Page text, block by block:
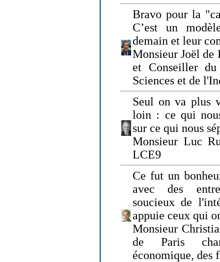
Bravo pour la
C’est un
demain et leur
Monsieur Joël de
et Conseiller
Sciences et de
Seul on va plus
loin : ce qui
sur ce qui nous
Monsieur Luc
LCE9
Ce fut un
avec des
soucieux de
appuie ceux qui
Monsieur
de Paris
économique, des